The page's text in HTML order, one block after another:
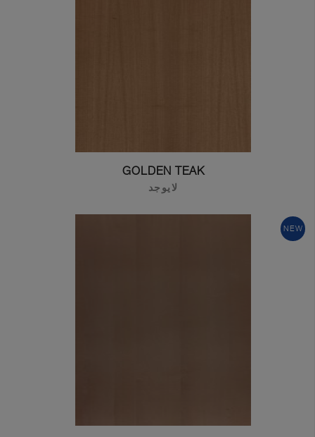
GOLDEN TEAK
لايوجد
NEW